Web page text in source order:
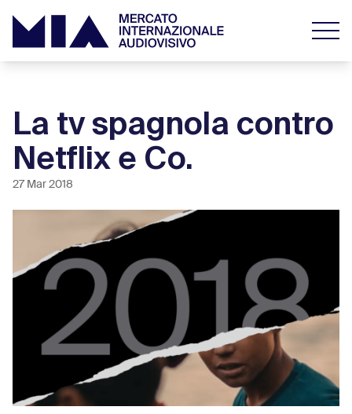
La tv spagnola contro
Netflix e Co.
27 Mar 2018